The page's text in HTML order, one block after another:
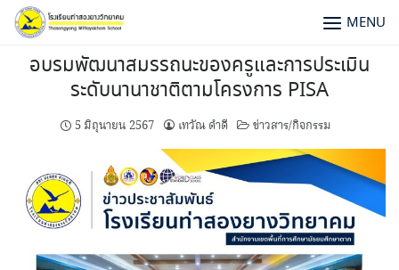
MENU
อบรมพัฒนาสมรรถนะของครูและการประเมิน
ระดับนานาชาติตามโครงการ PISA
5 มิถุนายน 2567 เทวัณ ดำดี ข่าวสาร/กิจกรรม